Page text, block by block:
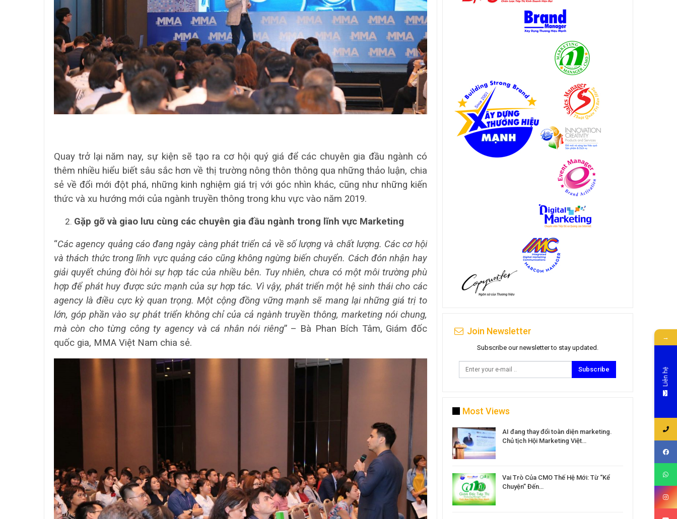
Quay trở lại năm nay, sự kiện sẽ tạo ra cơ hội quý giá để các chuyên gia đầu ngành có
thêm nhiều hiểu biết sâu sắc hơn về thị trường nông thôn thông qua những thảo luận, chia
sẻ về đổi mới đột phá, những kinh nghiệm giá trị với góc nhìn khác, cũng như những kiến
thức và xu hướng mới của ngành truyền thông trong khu vực vào năm 2019.
Gặp gỡ và giao lưu cùng các chuyên gia đầu ngành trong lĩnh vực Marketing
“Các agency quảng cáo đang ngày càng phát triển cả về số lượng và chất lượng. Các cơ hội
và thách thức trong lĩnh vực quảng cáo cũng không ngừng biến chuyển. Cách đón nhận hay
giải quyết chúng đòi hỏi sự hợp tác của nhiều bên. Tuy nhiên, chưa có một môi trường phù
hợp để phát huy được sức mạnh của sự hợp tác. Vì vậy, phát triển một hệ sinh thái cho các
agency là điều cực kỳ quan trọng. Một cộng đồng vững mạnh sẽ mang lại những giá trị to
lớn, góp phần vào sự phát triển không chỉ của cả ngành truyền thông, marketing nói chung,
mà còn cho từng công ty agency và cá nhân nói riêng” – Bà Phan Bích Tâm, Giám đốc
quốc gia, MMA Việt Nam chia sẻ.
Join Newsletter
Subscribe our newsletter to stay updated.
Subscribe
Most Views
Tác giả Trần Tuệ Tri ra mắt sách “Giấc
mơ hóa Rồng Xanh – Thương…
Nâng Tầm Thương Hiệu Nông Sản: Khóa
Học Xây dựng chiến lược Thương…
AI đang thay đổi toàn diện marketing.
Chủ tịch Hội Marketing Việt…
Vai Trò Của CMO Thế Hệ Mới: Từ “Kể
Chuyện” Đến…
→
Liên hệ